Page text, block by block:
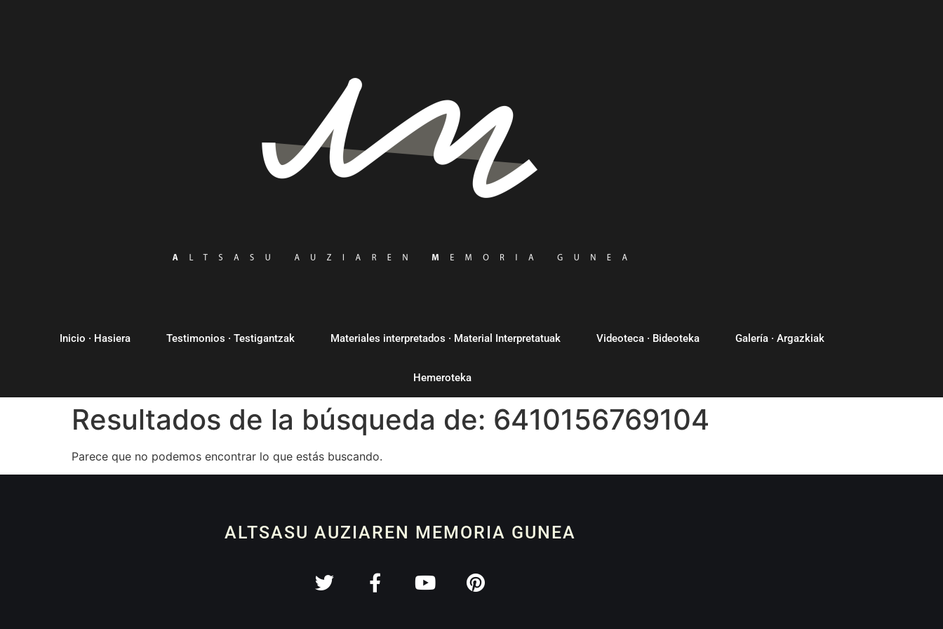
Inicio · Hasiera Testimonios · Testigantzak Materiales interpretados · Material Interpretatuak Videoteca · Bideoteka Galería · Argazkiak
Hemeroteka
Resultados de la búsqueda de: 6410156769104
Parece que no podemos encontrar lo que estás buscando.
ALTSASU AUZIAREN MEMORIA GUNEA